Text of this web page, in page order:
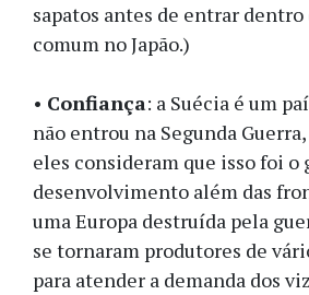
sapatos antes de entrar dentro
comum no Japão.)
• Confiança: a Suécia é um
não entrou na Segunda Guerra,
eles consideram que isso foi o
desenvolvimento além das
uma Europa destruída pela
se tornaram produtores de
para atender a demanda dos